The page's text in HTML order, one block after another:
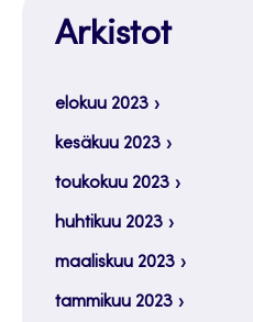
Arkistot
elokuu 2023
kesäkuu 2023
toukokuu 2023
huhtikuu 2023
maaliskuu 2023
tammikuu 2023